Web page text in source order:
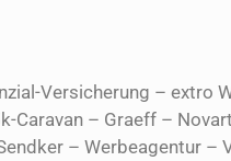
Versicherung – extro
Caravan – Graeff –
– Werbeagentur –